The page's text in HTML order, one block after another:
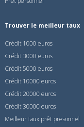
Trouver le meilleur taux
Crédit 1000 euros
Crédit 3000 euros
Crédit 5000 euros
Crédit 10000 euros
Crédit 20000 euros
Crédit 30000 euros
Meilleur taux prêt presonnel